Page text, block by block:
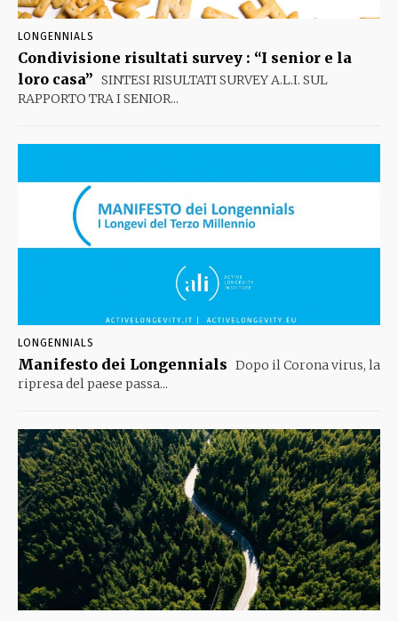
LONGENNIALS
Condivisione risultati survey : “I senior e la
loro casa” SINTESI RISULTATI SURVEY A.L.I. SUL
RAPPORTO TRA I SENIOR...
LONGENNIALS
Manifesto dei Longennials Dopo il Corona virus, la
ripresa del paese passa...